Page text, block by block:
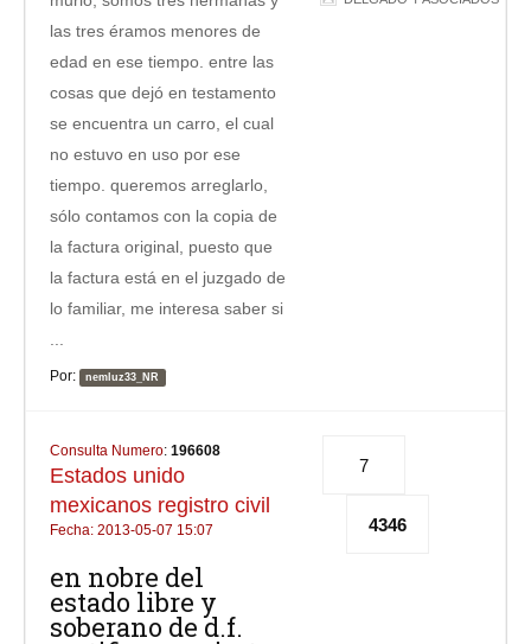
las tres éramos menores de
edad en ese tiempo. entre las
cosas que dejó en testamento
se encuentra un carro, el cual
no estuvo en uso por ese
tiempo. queremos arreglarlo,
sólo contamos con la copia de
la factura original, puesto que
la factura está en el juzgado de
lo familiar, me interesa saber si
Por: nemluz33_NR
Consulta Numero: 196608
Estados unido
mexicanos registro civil
Fecha: 2013-05-07 15:07
en nobre del
estado libre y
soberano de d.f.
7
4346